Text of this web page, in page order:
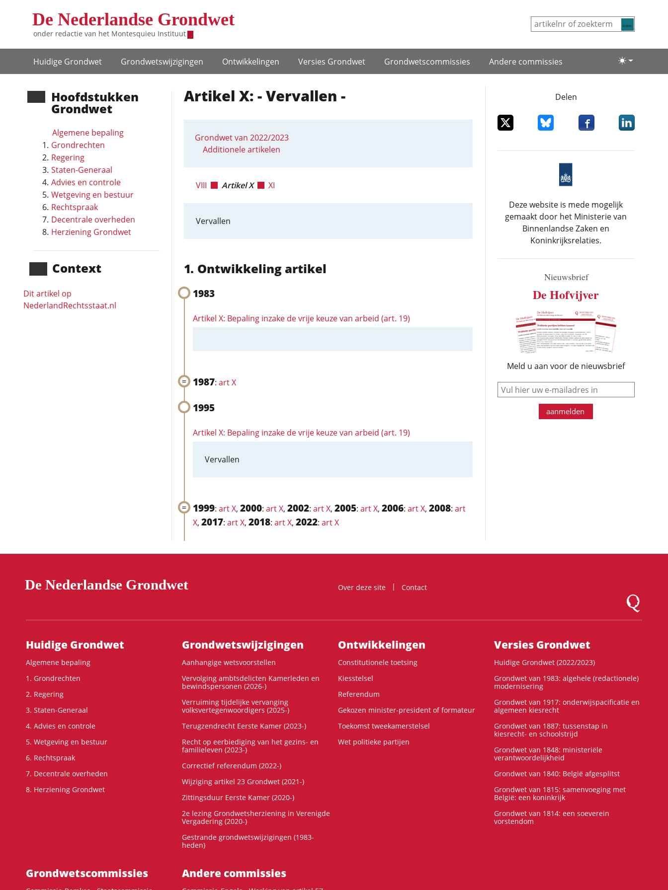
De Nederlandse Grondwet
onder redactie van het Montesquieu Instituut
Lichte/
Hoofdnavigatie
Huidige Grondwet Grondwets­wijzigingen Ontwikke­lingen Versies Grondwet Grondwets­commissies Andere commissies
Hoofd­stukken
Grondwet
Algemene bepaling
Grondrechten
Regering
Staten-Generaal
Advies en controle
Wetgeving en bestuur
Rechtspraak
Decentrale overheden
Herziening Grondwet
Context
Dit artikel op
NederlandRechts­staat.nl
Artikel X: - Vervallen -
Grondwet van 2022/2023
Additionele artikelen
VIII Artikel X XI
Vervallen
Ontwikkeling artikel
1983
Artikel X: Bepaling inzake de vrije keuze van arbeid (art. 19)
1987: art X
1995
Artikel X: Bepaling inzake de vrije keuze van arbeid (art. 19)
Vervallen
1999: art X, 2000: art X, 2002: art X, 2005: art X, 2006: art X, 2008: art
X, 2017: art X, 2018: art X, 2022: art X
Delen
Deel dit item op XDeel dit item op Bluesky
Deel dit item op
Deel dit
Deze website is mede mogelijk
gemaakt door het Ministerie van
Binnenlandse Zaken en
Koninkrijksrelaties.
Nieuwsbrief
De Hofvijver
Meld u aan voor de nieuwsbrief
e-mail
aanmelden
De Nederlandse Grondwet Over deze site
Contact
Logo
Hoofdnavigatie
Huidige Grondwet
Algemene bepaling
1. Grondrechten
2. Regering
3. Staten-Generaal
4. Advies en controle
5. Wetgeving en bestuur
6. Rechtspraak
7. Decentrale overheden
8. Herziening Grondwet
Grondwets­wijzigingen
Aanhangige wetsvoorstellen
Vervolging ambtsdelicten Kamerleden en
bewindspersonen (2026-)
Verruiming tijdelijke vervanging
volksvertegenwoordigers (2025-)
Terugzendrecht Eerste Kamer (2023-)
Recht op eerbiediging van het gezins- en
familieleven (2023-)
Correctief referendum (2022-)
Wijziging artikel 23 Grondwet (2021-)
Zittingsduur Eerste Kamer (2020-)
2e lezing Grondwetsherziening in Verenigde
Vergadering (2020-)
Gestrande grondwetswijzigingen (1983-
heden)
Ontwikke­lingen
Constitutionele toetsing
Kiesstelsel
Referendum
Gekozen minister-president of formateur
Toekomst tweekamerstelsel
Wet politieke partijen
Versies Grondwet
Huidige Grondwet (2022/2023)
Grondwet van 1983: algehele (redactionele)
modernisering
Grondwet van 1917: onderwijspacificatie en
algemeen kiesrecht
Grondwet van 1887: tussenstap in
kiesrecht- en schoolstrijd
Grondwet van 1848: ministeriële
verantwoordelijkheid
Grondwet van 1840: België afgesplitst
Grondwet van 1815: samenvoeging met
België: een koninkrijk
Grondwet van 1814: een soeverein
vorstendom
Grondwets­commissies Andere commissies